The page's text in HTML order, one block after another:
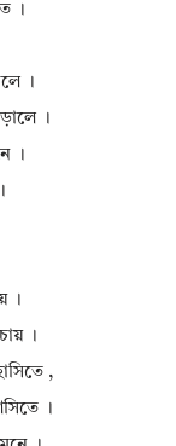
।
।
।
।
।
।
,
।